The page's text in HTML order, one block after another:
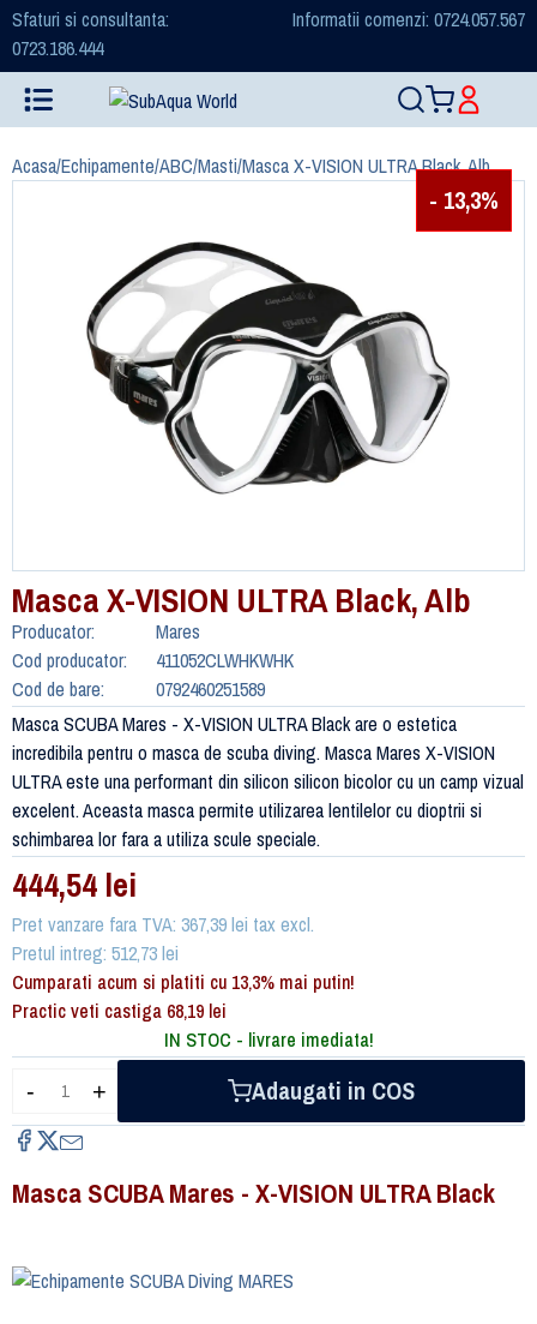
Sfaturi si consultanta:
0723.186.444
Informatii comenzi: 0724.057.567
Acasa/Echipamente/ABC/Masti/Masca X-VISION ULTRA Black, Alb
- 13,3%
Masca X-VISION ULTRA Black, Alb
Producator:
Mares
Cod producator:
411052CLWHKWHK
Cod de bare:
0792460251589
Masca SCUBA Mares - X-VISION ULTRA Black are o estetica
incredibila pentru o masca de scuba diving. Masca Mares X-VISION
ULTRA este una performant din silicon silicon bicolor cu un camp vizual
excelent. Aceasta masca permite utilizarea lentilelor cu dioptrii si
schimbarea lor fara a utiliza scule speciale.
444,54 lei
Pret vanzare fara TVA: 367,39 lei tax excl.
Pretul intreg: 512,73 lei
Cumparati acum si platiti cu 13,3% mai putin!
Practic veti castiga 68,19 lei
IN STOC - livrare imediata!
-
+ Adaugati in COS
Masca SCUBA Mares - X-VISION ULTRA Black